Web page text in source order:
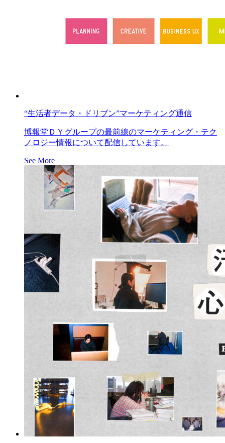
“生活者データ・ドリブン”マーケティング通信
博報堂ＤＹグループの最前線のマーケティング・テク
ノロジー情報について配信しています。
See More